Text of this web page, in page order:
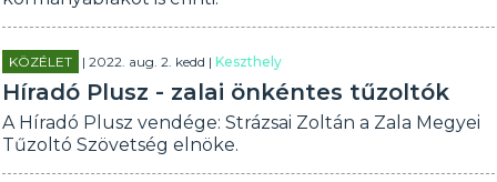
KÖZÉLET | 2022. aug. 2. kedd |Keszthely
Híradó Plusz - zalai önkéntes tűzoltók
A Híradó Plusz vendége: Strázsai Zoltán a Zala Megyei
Tűzoltó Szövetség elnöke.